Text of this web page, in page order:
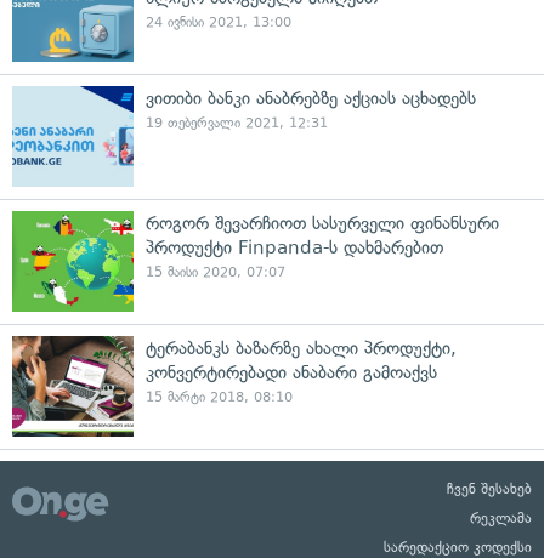
24 ივნისი 2021, 13:00
ვითიბი ბანკი ანაბრებზე აქციას აცხადებს
19 თებერვალი 2021, 12:31
როგორ შევარჩიოთ სასურველი ფინანსური
პროდუქტი Finpanda-ს დახმარებით
15 მაისი 2020, 07:07
ტერაბანკს ბაზარზე ახალი პროდუქტი,
კონვერტირებადი ანაბარი გამოაქვს
15 მარტი 2018, 08:10
ჩვენ შესახებ
რეკლამა
სარედაქციო კოდექსი